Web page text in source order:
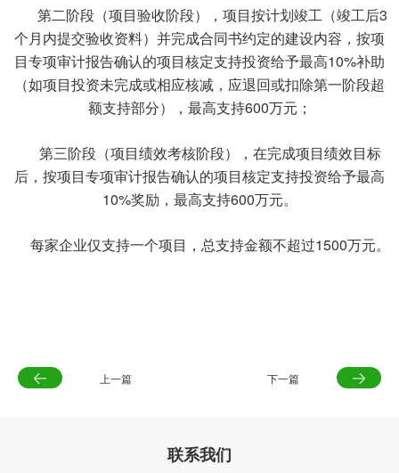
第二阶段（项目验收阶段），项目按计划竣工（竣工后3
个月内提交验收资料）并完成合同书约定的建设内容，按项
目专项审计报告确认的项目核定支持投资给予最高10%补助
（如项目投资未完成或相应核减，应退回或扣除第一阶段超
额支持部分），最高支持600万元；
第三阶段（项目绩效考核阶段），在完成项目绩效目标
后，按项目专项审计报告确认的项目核定支持投资给予最高
10%奖励，最高支持600万元。
每家企业仅支持一个项目，总支持金额不超过1500万元。
上一篇 下一篇
联系我们